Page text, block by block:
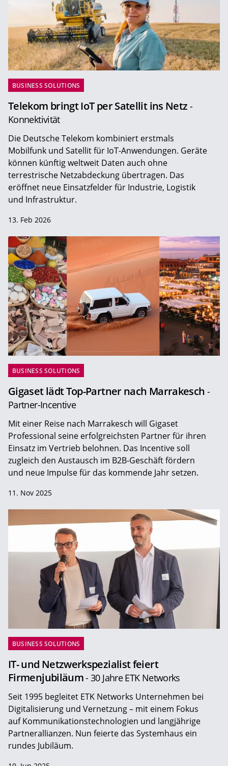
BUSINESS SOLUTIONS
Telekom bringt IoT per Satellit ins Netz -
Konnektivität
Die Deutsche Telekom kombiniert erstmals
Mobilfunk und Satellit für IoT-Anwendungen. Geräte
können künftig weltweit Daten auch ohne
terrestrische Netzabdeckung übertragen. Das
eröffnet neue Einsatzfelder für Industrie, Logistik
und Infrastruktur.
13. Feb 2026
BUSINESS SOLUTIONS
Gigaset lädt Top-Partner nach Marrakesch -
Partner-Incentive
Mit einer Reise nach Marrakesch will Gigaset
Professional seine erfolgreichsten Partner für ihren
Einsatz im Vertrieb belohnen. Das Incentive soll
zugleich den Austausch im B2B-Geschäft fördern
und neue Impulse für das kommende Jahr setzen.
11. Nov 2025
BUSINESS SOLUTIONS
IT- und Netzwerkspezialist feiert
Firmenjubiläum- 30 Jahre ETK Networks
Seit 1995 begleitet ETK Networks Unternehmen bei
Digitalisierung und Vernetzung – mit einem Fokus
auf Kommunikationstechnologien und langjährige
Partnerallianzen. Nun feierte das Systemhaus ein
rundes Jubiläum.